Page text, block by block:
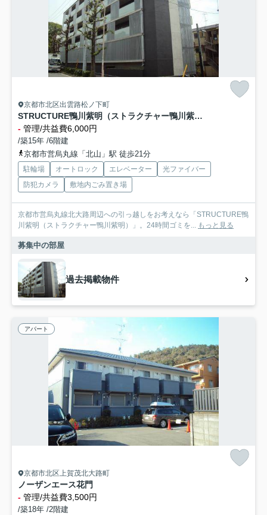
京都市北区出雲路松ノ下町
STRUCTURE鴨川紫明（ストラクチャー鴨川紫明）
- 管理/共益費6,000円
/築15年 /6階建
京都市営烏丸線「北山」駅 徒歩21分
駐輪場 オートロック エレベーター
光ファイバー
防犯カメラ
敷地内ごみ置き場
京都市営烏丸線北大路周辺への引っ越しをお考えなら「STRUCTURE鴨
川紫明（ストラクチャー鴨川紫明）」。24時間ゴミを... もっと見る
募集中の部屋
過去掲載物件
アパート
京都市北区上賀茂北大路町
ノーザンエース花門
- 管理/共益費3,500円
/築18年 /2階建